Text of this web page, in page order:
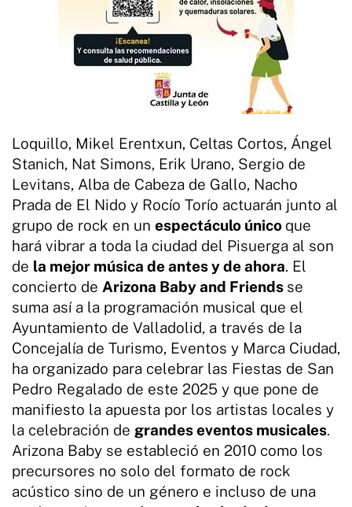
Loquillo, Mikel Erentxun, Celtas Cortos, Ángel
Stanich, Nat Simons, Erik Urano, Sergio de
Levitans, Alba de Cabeza de Gallo, Nacho
Prada de El Nido y Rocío Torío actuarán junto al
grupo de rock en un espectáculo único que
hará vibrar a toda la ciudad del Pisuerga al son
de la mejor música de antes y de ahora. El
concierto de Arizona Baby and Friends se
suma así a la programación musical que el
Ayuntamiento de Valladolid, a través de la
Concejalía de Turismo, Eventos y Marca Ciudad,
ha organizado para celebrar las Fiestas de San
Pedro Regalado de este 2025 y que pone de
manifiesto la apuesta por los artistas locales y
la celebración de grandes eventos musicales.
Arizona Baby se estableció en 2010 como los
precursores no solo del formato de rock
acústico sino de un género e incluso de una